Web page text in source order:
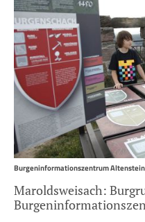
Burgeninformationszentrum Altenstein
Maroldsweisach: